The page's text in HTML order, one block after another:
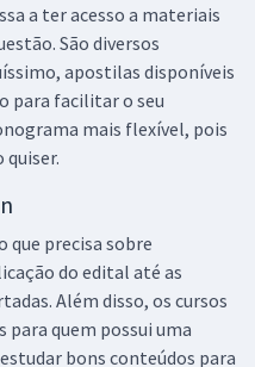
a ter acesso a materiais
São diversos
apostilas disponíveis
para facilitar o seu
mais flexível, pois
quiser.
que precisa sobre
do edital até as
Além disso, os cursos
para quem possui uma
bons conteúdos para